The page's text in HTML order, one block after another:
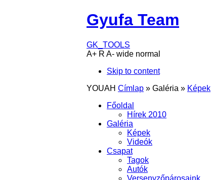
Gyufa Team
GK_TOOLS
A+ R A- wide normal
Skip to content
YOUAH Címlap » Galéria » Képek
Főoldal
Hírek 2010
Galéria
Képek
Videók
Csapat
Tagok
Autók
Versenyzőpárosaink